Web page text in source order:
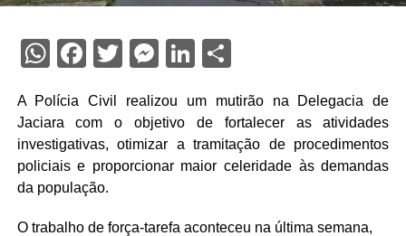
WhatsApp
Facebook
Twitter
Messenger
LinkedIn
Share
A Polícia Civil realizou um mutirão na Delegacia de
Jaciara com o objetivo de fortalecer as atividades
investigativas, otimizar a tramitação de procedimentos
policiais e proporcionar maior celeridade às demandas
da população.
O trabalho de força-tarefa aconteceu na última semana,